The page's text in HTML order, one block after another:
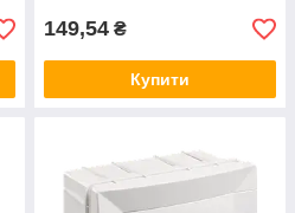
149,54 ₴
Купити